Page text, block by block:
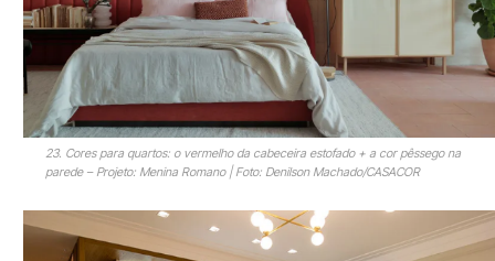
23. Cores para quartos: o vermelho da cabeceira estofado + a cor pêssego na
parede – Projeto: Menina Romano | Foto: Denilson Machado/CASACOR